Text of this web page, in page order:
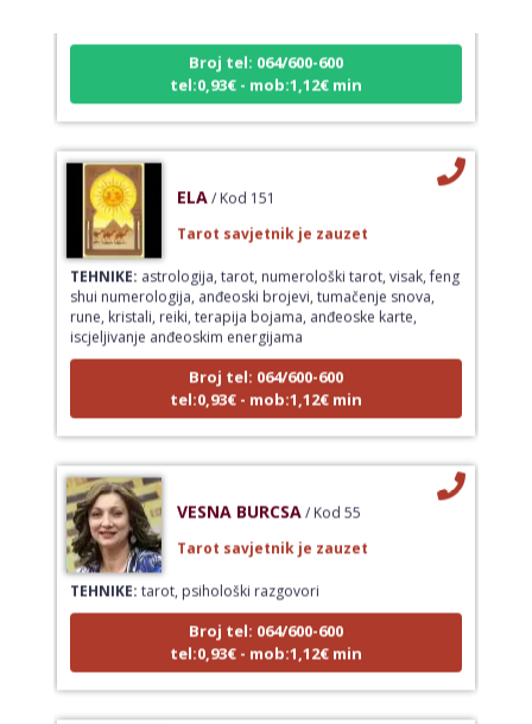
Broj tel: 064/600-600
tel:0,93€ - mob:1,12€ min
TEHNIKE:astrologija, tarot, numerološki tarot, visak, feng
shui numerologija, anđeoski brojevi, tumačenje snova,
rune, kristali, reiki, terapija bojama, anđeoske karte,
iscjeljivanje anđeoskim energijama
Broj tel: 064/600-600
tel:0,93€ - mob:1,12€ min
TEHNIKE:tarot, psihološki razgovori
Broj tel: 064/600-600
tel:0,93€ - mob:1,12€ min